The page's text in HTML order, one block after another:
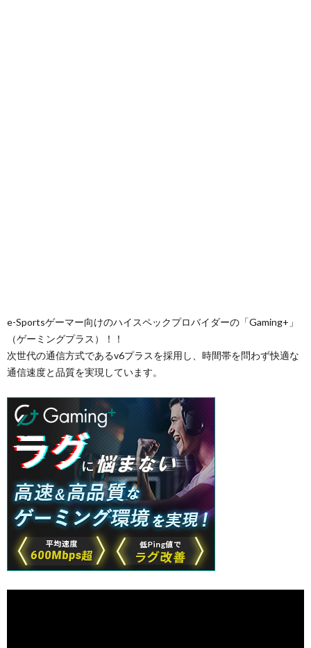
e-Sportsゲーマー向けのハイスペックプロバイダーの「Gaming+」
（ゲーミングプラス）！！
次世代の通信方式であるv6プラスを採用し、時間帯を問わず快適な
通信速度と品質を実現しています。